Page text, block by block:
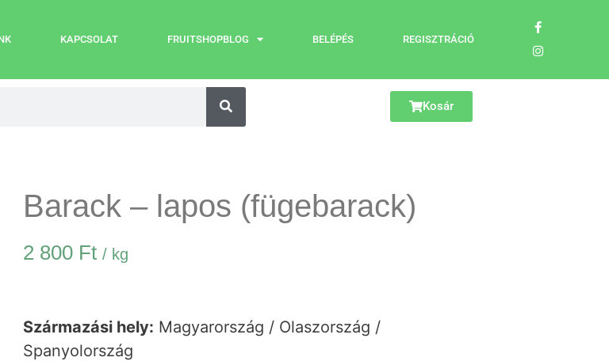
KAPCSOLAT FRUITSHOPBLOG BELÉPÉS REGISZTRÁCIÓ
Kosár
Barack – lapos (fügebarack)
2 800 Ft / kg
Származási hely: Magyarország / Olaszország /
Spanyolország